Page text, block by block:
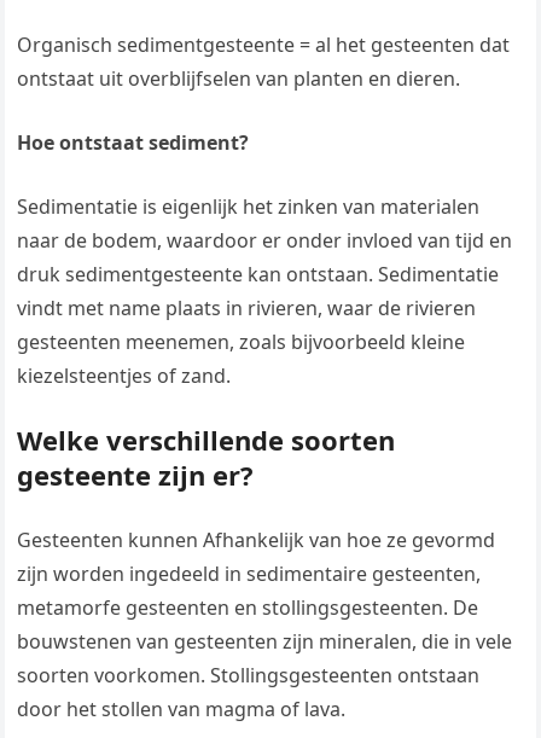
Organisch sedimentgesteente = al het gesteenten dat
ontstaat uit overblijfselen van planten en dieren.
Hoe ontstaat sediment?
Sedimentatie is eigenlijk het zinken van materialen
naar de bodem, waardoor er onder invloed van tijd en
druk sedimentgesteente kan ontstaan. Sedimentatie
vindt met name plaats in rivieren, waar de rivieren
gesteenten meenemen, zoals bijvoorbeeld kleine
kiezelsteentjes of zand.
Welke verschillende soorten
gesteente zijn er?
Gesteenten kunnen Afhankelijk van hoe ze gevormd
zijn worden ingedeeld in sedimentaire gesteenten,
metamorfe gesteenten en stollingsgesteenten. De
bouwstenen van gesteenten zijn mineralen, die in vele
soorten voorkomen. Stollingsgesteenten ontstaan
door het stollen van magma of lava.